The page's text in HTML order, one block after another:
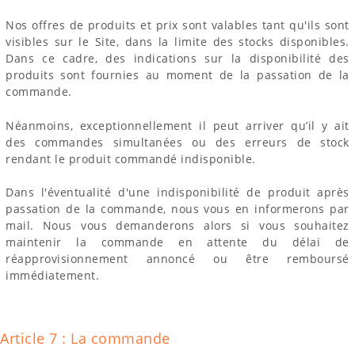
Nos offres de produits et prix sont valables tant qu'ils sont
visibles sur le Site, dans la limite des stocks disponibles.
Dans ce cadre, des indications sur la disponibilité des
produits sont fournies au moment de la passation de la
commande.
Néanmoins, exceptionnellement il peut arriver qu’il y ait
des commandes simultanées ou des erreurs de stock
rendant le produit commandé indisponible.
Dans l'éventualité d'une indisponibilité de produit après
passation de la commande, nous vous en informerons par
mail. Nous vous demanderons alors si vous souhaitez
maintenir la commande en attente du délai de
réapprovisionnement annoncé ou être remboursé
immédiatement.
Article 7 : La commande